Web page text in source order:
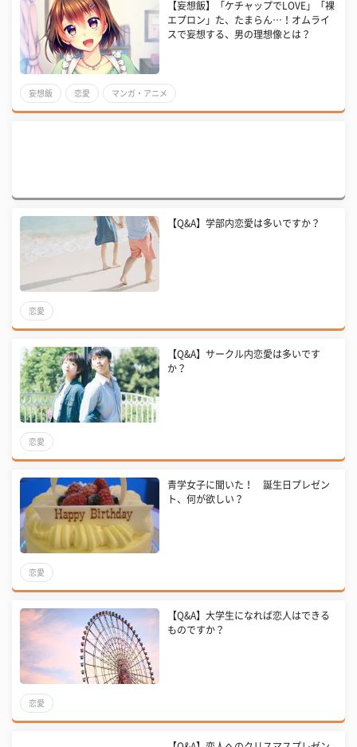
【妄想飯】「ケチャップでLOVE」「裸
エプロン」た、たまらん…！オムライ
スで妄想する、男の理想像とは？
妄想飯 恋愛 マンガ・アニメ
【Q&A】学部内恋愛は多いですか？
恋愛
【Q&A】サークル内恋愛は多いです
か？
恋愛
青学女子に聞いた！ 誕生日プレゼン
ト、何が欲しい？
恋愛
【Q&A】大学生になれば恋人はできる
ものですか？
恋愛